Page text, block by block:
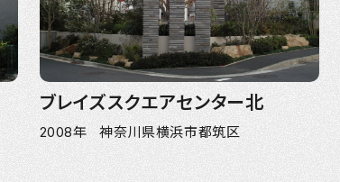
ブレイズスクエアセンター北
2008年 神奈川県横浜市都筑区